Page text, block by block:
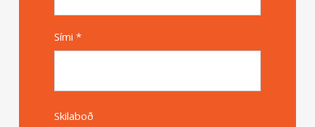
Sími *
Skilaboð